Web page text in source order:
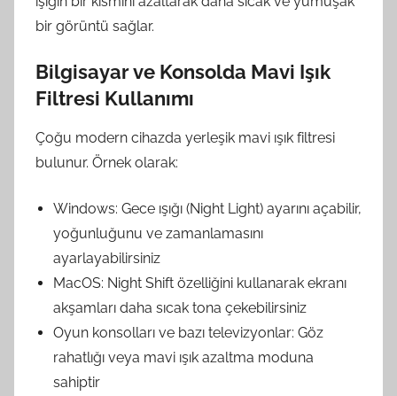
bir görüntü sağlar.
Bilgisayar ve Konsolda Mavi Işık
Filtresi Kullanımı
Çoğu modern cihazda yerleşik mavi ışık filtresi
bulunur. Örnek olarak:
Windows: Gece ışığı (Night Light) ayarını açabilir,
yoğunluğunu ve zamanlamasını
ayarlayabilirsiniz
MacOS: Night Shift özelliğini kullanarak ekranı
akşamları daha sıcak tona çekebilirsiniz
Oyun konsolları ve bazı televizyonlar: Göz
rahatlığı veya mavi ışık azaltma moduna
sahiptir